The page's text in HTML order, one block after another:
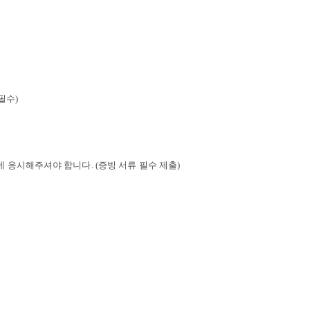
수)
응시해주셔야 합니다. (증빙 서류 필수 제출)